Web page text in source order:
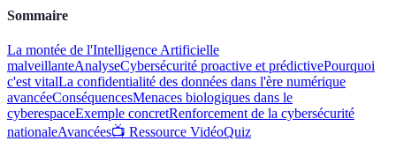
Sommaire
La montée de l'Intelligence Artificielle
malveillanteAnalyseCybersécurité proactive et prédictivePourquoi
c'est vitalLa confidentialité des données dans l'ère numérique
avancéeConséquencesMenaces biologiques dans le
cyberespaceExemple concretRenforcement de la cybersécurité
nationaleAvancées📺 Ressource VidéoQuiz